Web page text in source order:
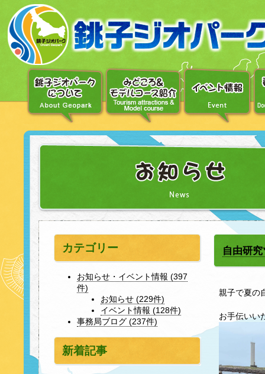
ュ
ー
自由研
親子で夏の
お手伝いい
カテゴリー
お知らせ・イベント情報 (397
件)
お知らせ (229件)
イベント情報 (128件)
事務局ブログ (237件)
新着記事